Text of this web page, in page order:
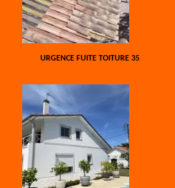
URGENCE FUITE TOITURE 35